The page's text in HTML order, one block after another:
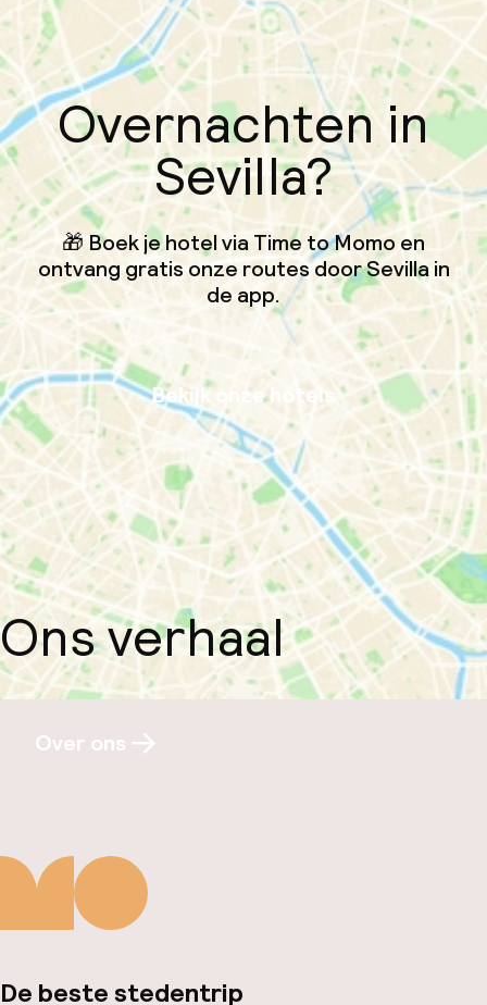
Overnachten in
Sevilla?
🎁 Boek je hotel via Time to Momo en
ontvang gratis onze routes door Sevilla in
de app.
Bekijk onze hotels
Ons verhaal
Over ons
De beste stedentrip